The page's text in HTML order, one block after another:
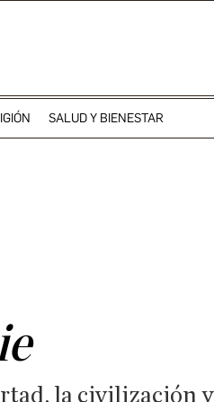
SALUD Y BIENESTAR
la civilización y